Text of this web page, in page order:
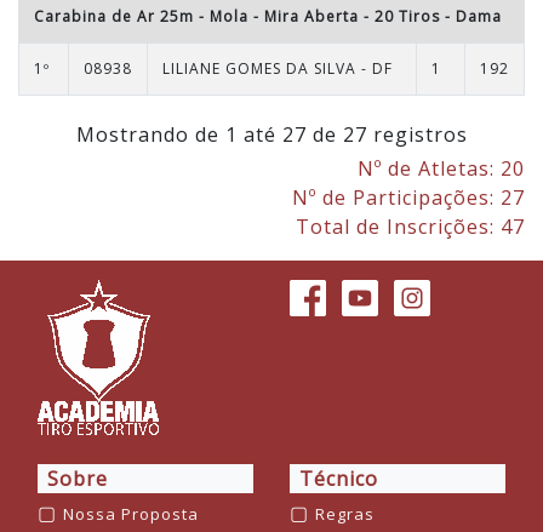
Carabina de Ar 25m - Mola - Mira Aberta - 20 Tiros - Dama
1º 08938 LILIANE GOMES DA SILVA - DF 1 192
Mostrando de 1 até 27 de 27 registros
Nº de Atletas: 20
Nº de Participações: 27
Total de Inscrições: 47
Sobre
▢ Nossa Proposta
Técnico
▢ Regras